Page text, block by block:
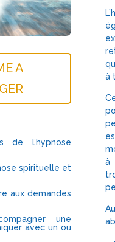
A
de l’hypnose
spirituelle et
aux demandes
une
avec un ou
à
à